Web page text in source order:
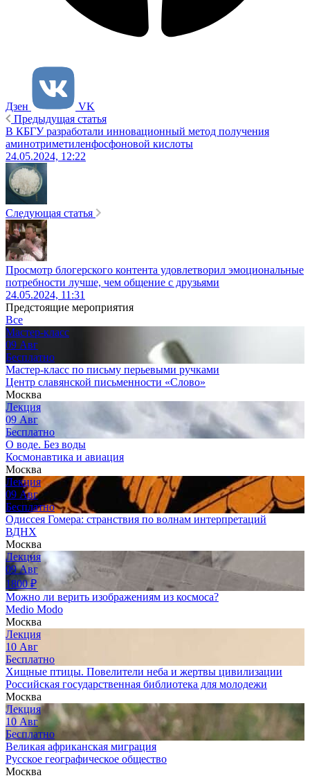
Дзен
VK
Предыдущая статья
В КБГУ разработали инновационный метод получения
аминотриметиленфосфоновой кислоты
24.05.2024, 12:22
Следующая статья
Просмотр блогерского контента удовлетворил эмоциональные
потребности лучше, чем общение с друзьями
24.05.2024, 11:31
Предстоящие мероприятия
Все
Мастер-класс
09 Авг
Бесплатно
Мастер-класс по письму перьевыми ручками
Центр славянской письменности «Слово»
Москва
Лекция
09 Авг
Бесплатно
О воде. Без воды
Космонавтика и авиация
Москва
Лекция
09 Авг
Бесплатно
Одиссея Гомера: странствия по волнам интерпретаций
ВДНХ
Москва
Лекция
09 Авг
1800₽
Можно ли верить изображениям из космоса?
Medio Modo
Москва
Лекция
10 Авг
Бесплатно
Хищные птицы. Повелители неба и жертвы цивилизации
Российская государственная библиотека для молодежи
Москва
Лекция
10 Авг
Бесплатно
Великая африканская миграция
Русское географическое общество
Москва